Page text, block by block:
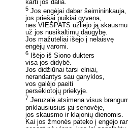
karti jos dalia.
5 Jos engėjai dabar šeimininkauja,
jos priešai puikiai gyvena,
nes VIEŠPATS užliejo ją skausmu
už jos nusikaltimų daugybę.
Jos mažutėliai išėjo į nelaisvę
engėjų varomi.
6 Išėjo iš Siono dukters
visa jos didybė.
Jos didžiūnai tarsi elniai,
nerandantys sau ganyklos,
vos galėjo paeiti
persekiotojų priekyje.
7 Jeruzalė atsimena visus
priklausiusius jai senovėje,
jos skausmo ir klajonių dienomis.
Kai jos žmonės pateko į engėjo